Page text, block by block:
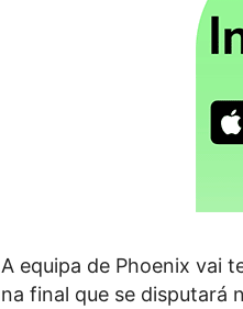
A equipa de Phoenix vai
na final que se disputará